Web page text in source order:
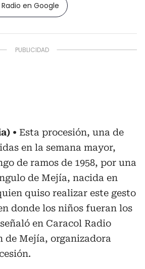
en Google
Esta procesión, una de
en la semana mayor,
de ramos de 1958, por una
de Mejía, nacida en
quiso realizar este gesto
donde los niños fueran los
en Caracol Radio
de Mejía, organizadora